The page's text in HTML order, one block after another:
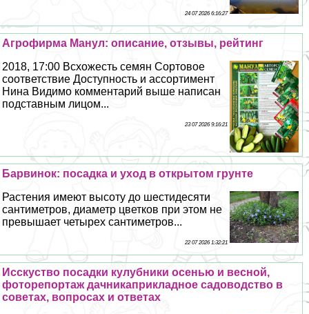
24 07 2026 6:16:27
Агрофирма Манул: описание, отзывы, рейтинг
2018, 17:00 Всхожесть семян Сортовое
соответствие Доступность и ассортимент
Нина Видимо комментарий выше написан
подставным лицом...
23 07 2026 9:16:21
Барвинок: посадка и уход в открытом грунте
Растения имеют высоту до шестидесяти
сантиметров, диаметр цветков при этом не
превышает четырех сантиметров...
22 07 2026 1:32:21
Исскуство посадки кулубники осенью и весной,
фоторепортаж дачникаприкладное садоводство в
советах, вопросах и ответах